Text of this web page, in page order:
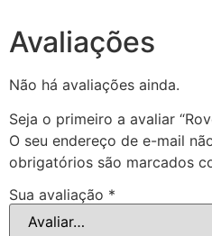
Avaliações
Não há avaliações ainda.
Seja o primeiro a avaliar
O seu endereço de e-mail
obrigatórios são marcados
Sua avaliação *